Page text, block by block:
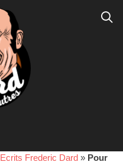
Ecrits Frederic Dard » Pour